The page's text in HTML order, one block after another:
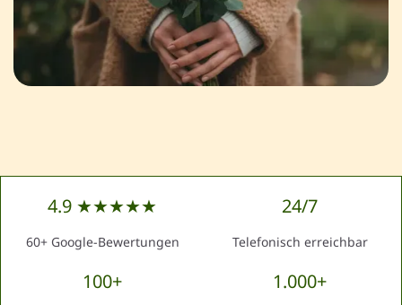
4.9 ★★★★★
60+ Google-Bewertungen
24/7
Telefonisch erreichbar
100+ 1.000+